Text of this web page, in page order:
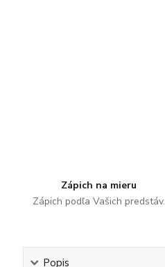
Zápich na mieru
Zápich podľa Vašich predstáv.
Popis